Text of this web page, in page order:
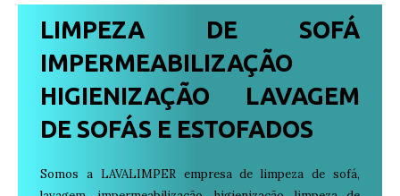
LIMPEZA DE SOFÁ
IMPERMEABILIZAÇÃO
HIGIENIZAÇÃO LAVAGEM
DE SOFÁS E ESTOFADOS
Somos a LAVALIMPER empresa de limpeza de sofá,